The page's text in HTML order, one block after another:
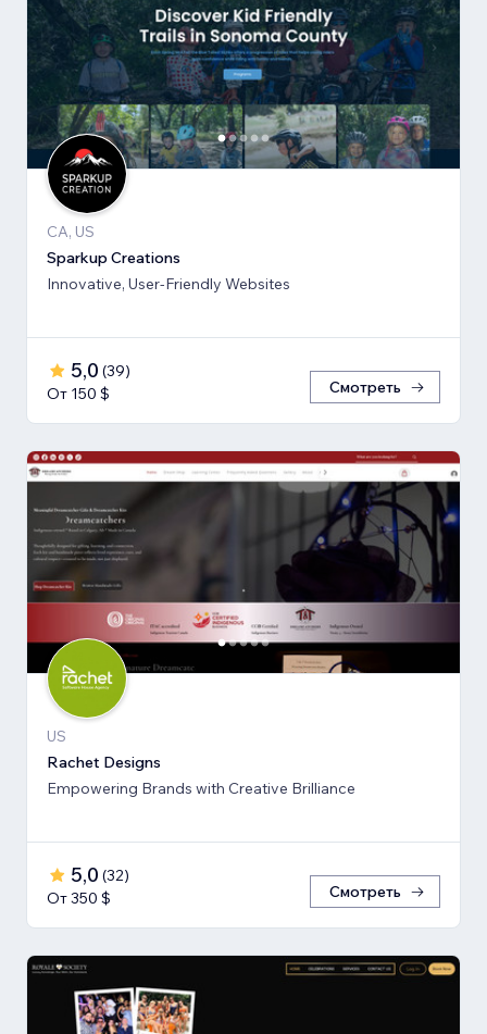
CA, US
Sparkup Creations
Innovative, User-Friendly Websites
5,0 (39)
От 150 $
Смотреть
US
Rachet Designs
Empowering Brands with Creative Brilliance
5,0 (32)
От 350 $
Смотреть